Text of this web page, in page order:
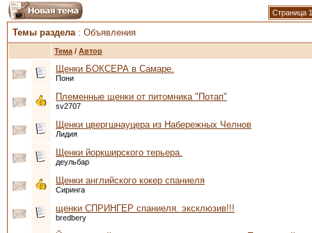
Страница
Темы раздела: Объявления
Тема / Автор
Щенки БОКСЕРА в Самаре.
Пони
Племенные щенки от питомника "Потап"
sv2707
Щенки цвергшнауцера из Набережных Челнов
Лидия
Щенки йоркширского терьера.
деульбар
Щенки английского кокер спаниеля
Сиринга
щенки СПРИНГЕР спаниеля. эксклюзив!!!
bredbery